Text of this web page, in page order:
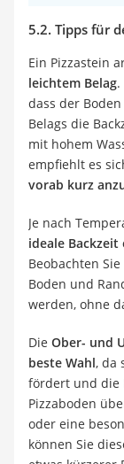
5.2. Tipps für
Ein Pizzastein
leichtem Belag
dass der
Belags die
mit hohem
empfiehlt es
vorab kurz
Je nach
ideale Backzeit
Beobachten
Boden und
werden, ohne
Die Ober- und
beste Wahl, da
fördert und die
Pizzaboden
oder eine
können Sie